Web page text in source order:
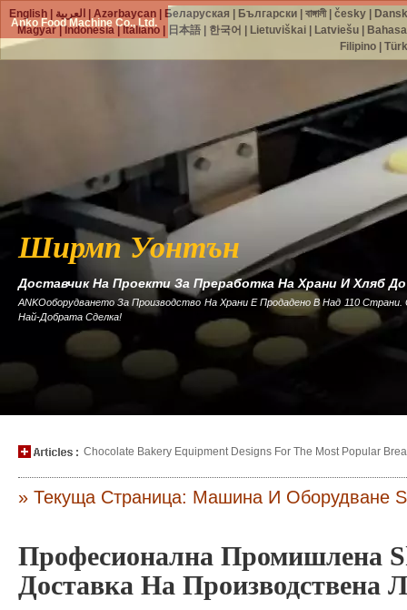
Anko Food Machine Co., Ltd.
Ширмп Уонтън
Доставчик На Проекти За Преработка На Храни И Хляб
ANKOоборудването За Производство На Храни Е Продадено В Над 110
Най-Добрата Сделка!
Chocolate Bakery Equipment Designs For The Most Popular
» Текуща Страница: Машина И Оборудване
Професионална Промишлена
Доставка На Производствена
English العربية |Azərbaycan Беларуская Български |বাঙ্গালী|česky
Magyar|Indonesia| Italiano| 日本語| 한국어 Lietuviškai| Latviešu|
Filipino|